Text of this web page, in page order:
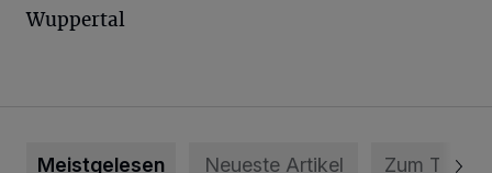
Wuppertal
Meistgelesen Neueste Artikel Zum Thema